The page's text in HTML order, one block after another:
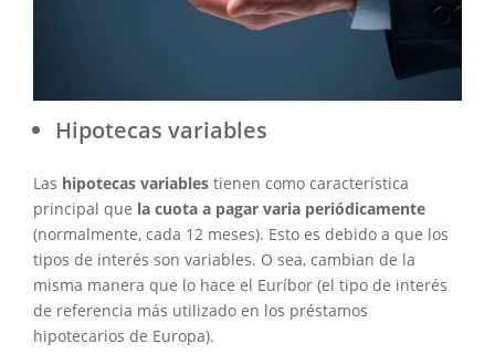
Hipotecas variables
Las hipotecas variables tienen como característica
principal que la cuota a pagar varia periódicamente
(normalmente, cada 12 meses). Esto es debido a que los
tipos de interés son variables. O sea, cambian de la
misma manera que lo hace el Euríbor (el tipo de interés
de referencia más utilizado en los préstamos
hipotecarios de Europa).